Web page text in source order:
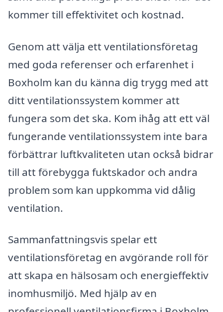
kommer till effektivitet och kostnad.
Genom att välja ett ventilationsföretag
med goda referenser och erfarenhet i
Boxholm kan du känna dig trygg med att
ditt ventilationssystem kommer att
fungera som det ska. Kom ihåg att ett väl
fungerande ventilationssystem inte bara
förbättrar luftkvaliteten utan också bidrar
till att förebygga fuktskador och andra
problem som kan uppkomma vid dålig
ventilation.
Sammanfattningsvis spelar ett
ventilationsföretag en avgörande roll för
att skapa en hälsosam och energieffektiv
inomhusmiljö. Med hjälp av en